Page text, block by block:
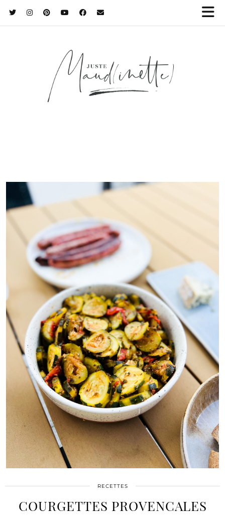
RECETTES
COURGETTES PROVENCALES